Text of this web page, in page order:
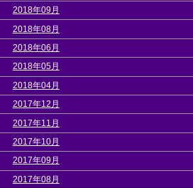
2018年09月
2018年08月
2018年06月
2018年05月
2018年04月
2017年12月
2017年11月
2017年10月
2017年09月
2017年08月